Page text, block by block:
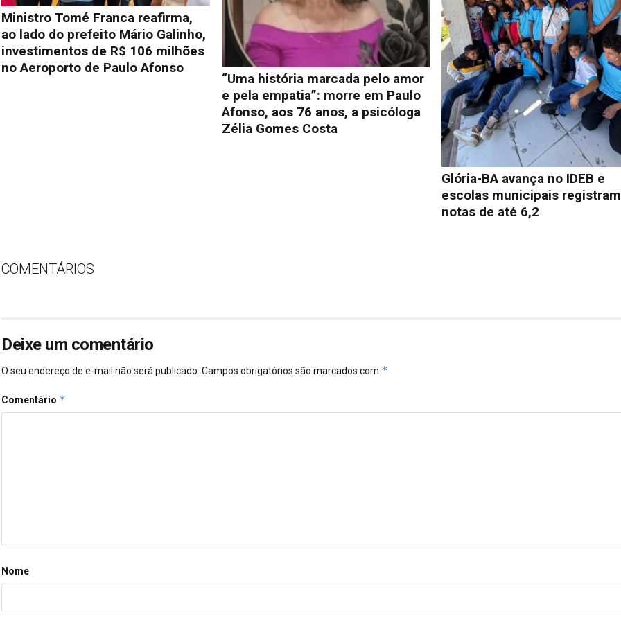
Ministro Tomé Franca reafirma,
ao lado do prefeito Mário Galinho,
investimentos de R$ 106 milhões
no Aeroporto de Paulo Afonso
“Uma história marcada pelo amor
e pela empatia”: morre em Paulo
Afonso, aos 76 anos, a psicóloga
Zélia Gomes Costa
Glória-BA avança no IDEB e
escolas municipais registram
notas de até 6,2
COMENTÁRIOS
Deixe um comentário
O seu endereço de e-mail não será publicado. Campos obrigatórios são marcados com *
Comentário *
Nome